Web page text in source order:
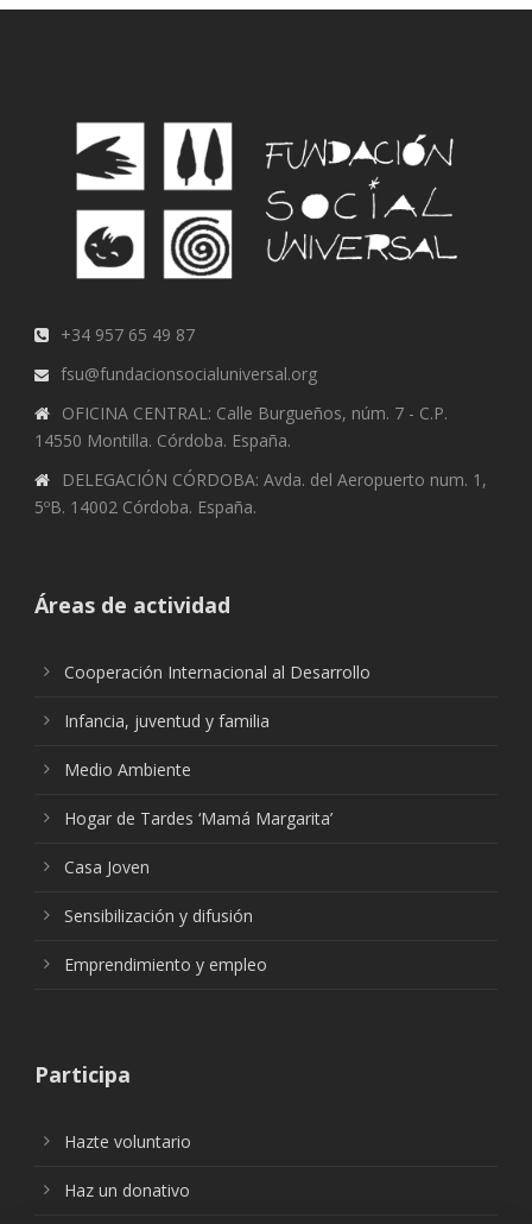
+34 957 65 49 87
fsu@fundacionsocialuniversal.org
OFICINA CENTRAL: Calle Burgueños, núm. 7 - C.P.
14550 Montilla. Córdoba. España.
DELEGACIÓN CÓRDOBA: Avda. del Aeropuerto num. 1,
5ºB. 14002 Córdoba. España.
Áreas de actividad
Cooperación Internacional al Desarrollo
Infancia, juventud y familia
Medio Ambiente
Hogar de Tardes ‘Mamá Margarita’
Casa Joven
Sensibilización y difusión
Emprendimiento y empleo
Participa
Hazte voluntario
Haz un donativo